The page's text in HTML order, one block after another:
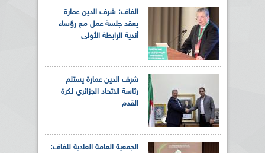
الفاف: شرف الدين عمارة
يعقد جلسة عمل مع رؤساء
أندية الرابطة الأولى
شرف الدين عمارة يستلم
رئاسة الاتحاد الجزائري لكرة
القدم
الجمعية العامة العادية للفاف: